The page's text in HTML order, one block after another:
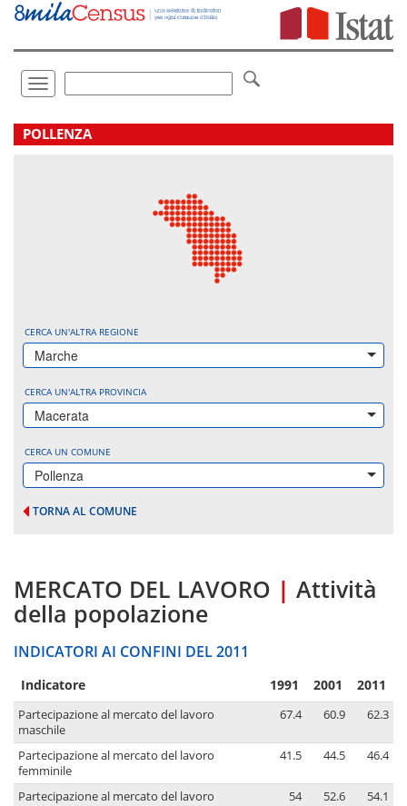
Vai
direttamente
Toggle
navigation
.
POLLENZA
CERCA UN'ALTRA REGIONE
Marche
CERCA UN'ALTRA PROVINCIA
Macerata
CERCA UN COMUNE
Pollenza
TORNA AL COMUNE
MERCATO DEL LAVORO | Attività
della popolazione
INDICATORI AI CONFINI DEL 2011
Indicatore 1991 2001 2011
Partecipazione al mercato del lavoro
maschile
67.4 60.9 62.3
Partecipazione al mercato del lavoro
femminile
41.5 44.5 46.4
Partecipazione al mercato del lavoro 54 52.6
54.1